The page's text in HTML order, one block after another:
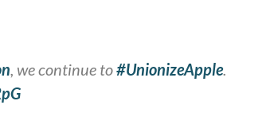
, we continue to#UnionizeApple.